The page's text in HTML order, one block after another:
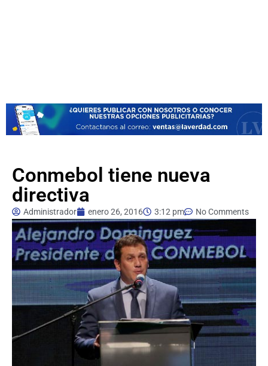
Conmebol tiene nueva
directiva
Administrador enero 26, 2016 3:12 pm No Comments